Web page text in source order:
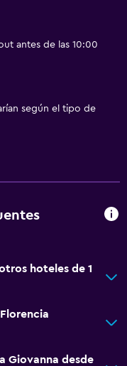
antes de las 10:00
según el tipo de
hoteles de 1
Giovanna desde